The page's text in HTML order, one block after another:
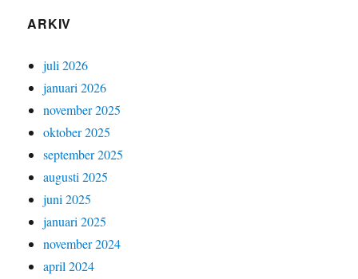
ARKIV
juli 2026
januari 2026
november 2025
oktober 2025
september 2025
augusti 2025
juni 2025
januari 2025
november 2024
april 2024